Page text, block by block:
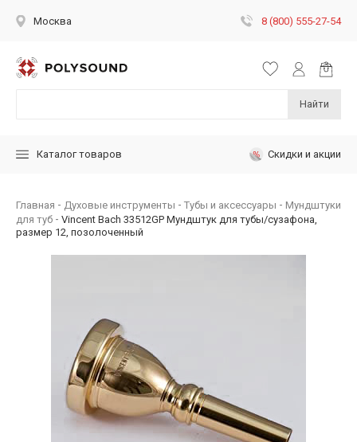
Москва 8 (800) 555-27-54
Найти
Каталог товаров Скидки и акции
Главная Духовые инструменты Тубы и аксессуары
Мундштуки
для туб
Vincent Bach 33512GP Мундштук для тубы/сузафона,
размер 12, позолоченный